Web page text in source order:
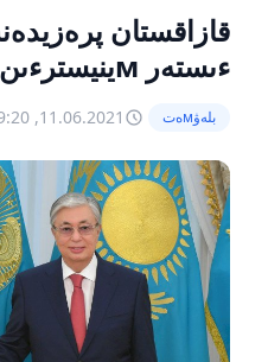
قازاقستان
ءىستەر мينيسترءىن قابىلدادى
بلەۋмەت 11.06.2021, 09:20